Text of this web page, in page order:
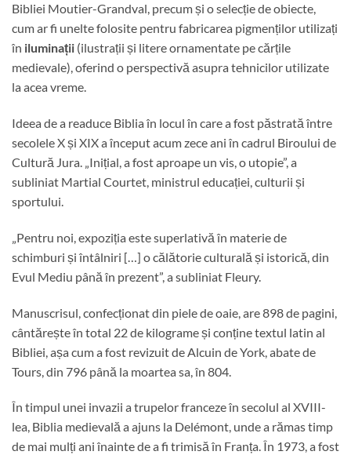
Bibliei Moutier-Grandval, precum și o selecție de obiecte,
cum ar fi unelte folosite pentru fabricarea pigmenților utilizați
în iluminații (ilustrații și litere ornamentate pe cărțile
medievale), oferind o perspectivă asupra tehnicilor utilizate
la acea vreme.
Ideea de a readuce Biblia în locul în care a fost păstrată între
secolele X și XIX a început acum zece ani în cadrul Biroului de
Cultură Jura. „Inițial, a fost aproape un vis, o utopie”, a
subliniat Martial Courtet, ministrul educației, culturii și
sportului.
„Pentru noi, expoziția este superlativă în materie de
schimburi și întâlniri […] o călătorie culturală și istorică, din
Evul Mediu până în prezent”, a subliniat Fleury.
Manuscrisul, confecționat din piele de oaie, are 898 de pagini,
cântărește în total 22 de kilograme și conține textul latin al
Bibliei, așa cum a fost revizuit de Alcuin de York, abate de
Tours, din 796 până la moartea sa, în 804.
În timpul unei invazii a trupelor franceze în secolul al XVIII-
lea, Biblia medievală a ajuns la Delémont, unde a rămas timp
de mai mulți ani înainte de a fi trimisă în Franța. În 1973, a fost